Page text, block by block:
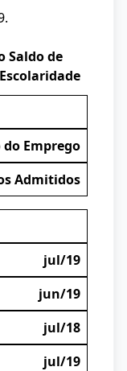
Saldo de
Emprego
Admitidos
jul/19
jun/19
jul/18
jul/19